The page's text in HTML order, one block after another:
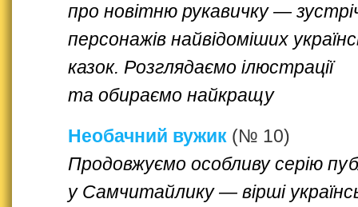
про новітню рукавичку —
персонажів найвідоміших
казок. Розглядаємо ілюстрації
та обираємо найкращу
Необачний вужик (№ 10)
Продовжуємо особливу серію
у Самчитайлику — вірші